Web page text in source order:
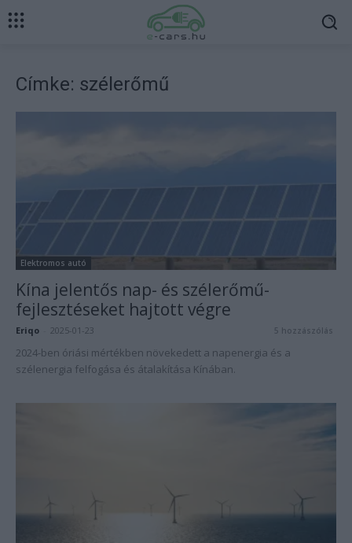
Címke: szélerőmű
Elektromos autó
Kína jelentős nap- és szélerőmű-
fejlesztéseket hajtott végre
Eriqo 2025-01-23 5 hozzászólás
2024-ben óriási mértékben növekedett a napenergia és a
szélenergia felfogása és átalakítása Kínában.